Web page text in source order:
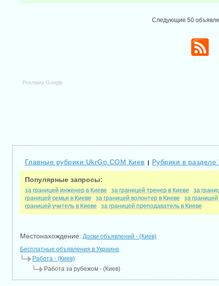
Следующие 50
Реклама Google
Главные рубрики UkrGo.COM Киев | Рубрики в
Популярные запросы:
за границей инженер в Киеве за границей тренер в Киеве
за
границей семья в Киеве
за границей волонтер в Киеве
за
границей учитель в Киеве
за границей преподаватель в Киеве
Местонахождение: Доски объявлений - (Киев)
Бесплатные объявления в Украине
Работа - (Киев)
Работа за рубежом - (Киев)